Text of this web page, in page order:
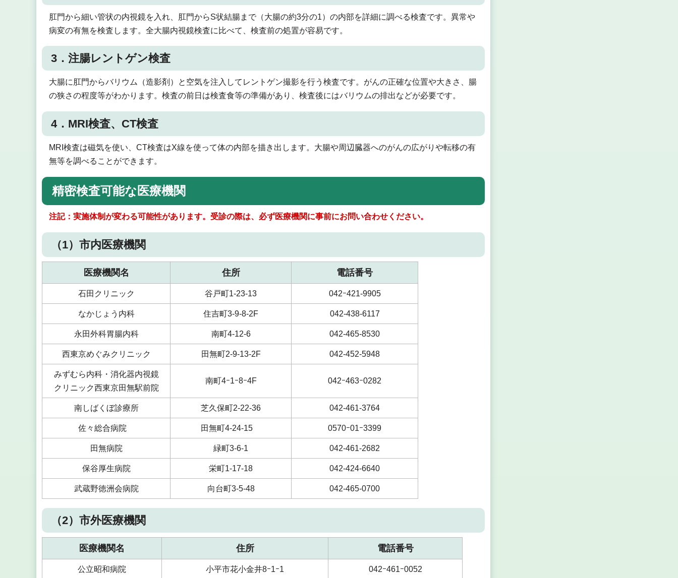
肛門から細い管状の内視鏡を入れ、肛門からS状結腸まで（大腸の約3分の1）の内部を詳細に調べる検査です。異常や
病変の有無を検査します。全大腸内視鏡検査に比べて、検査前の処置が容易です。
3．注腸レントゲン検査
大腸に肛門からバリウム（造影剤）と空気を注入してレントゲン撮影を行う検査です。がんの正確な位置や大きさ、腸
の狭さの程度等がわかります。検査の前日は検査食等の準備があり、検査後にはバリウムの排出などが必要です。
4．MRI検査、CT検査
MRI検査は磁気を使い、CT検査はX線を使って体の内部を描き出します。大腸や周辺臓器へのがんの広がりや転移の有
無等を調べることができます。
精密検査可能な医療機関
注記：実施体制が変わる可能性があります。受診の際は、必ず医療機関に事前にお問い合わせください。
（1）市内医療機関
医療機関名 住所 電話番号
石田クリニック 谷戸町1-23-13 042ｰ421-9905
なかじょう内科 住吉町3-9-8-2F 042-438-6117
永田外科胃腸内科 南町4-12-6 042-465-8530
西東京めぐみクリニック 田無町2-9-13-2F 042-452-5948
みずむら内科・消化器内視鏡
クリニック西東京田無駅前院
南町4ｰ1ｰ8ｰ4F 042ｰ463ｰ0282
南しばくぼ診療所 芝久保町2-22-36 042-461-3764
佐々総合病院 田無町4-24-15 0570ｰ01ｰ3399
田無病院 緑町3-6-1 042-461-2682
保谷厚生病院 栄町1-17-18 042-424-6640
武蔵野徳洲会病院 向台町3-5-48 042-465-0700
（2）市外医療機関
医療機関名 住所 電話番号
公立昭和病院 小平市花小金井8ｰ1ｰ1 042ｰ461ｰ0052